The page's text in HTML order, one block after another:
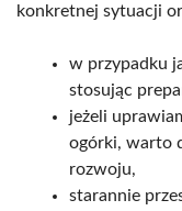
konkretnej sytuacji
w przypadku
stosując
jeżeli
ogórki, warto
rozwoju,
starannie